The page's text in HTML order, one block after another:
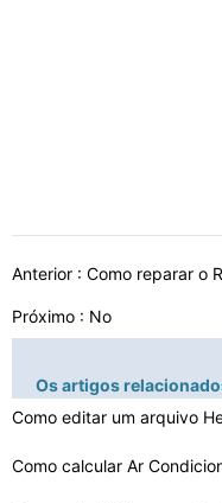
Anterior : Como reparar o
Próximo : No
Os artigos